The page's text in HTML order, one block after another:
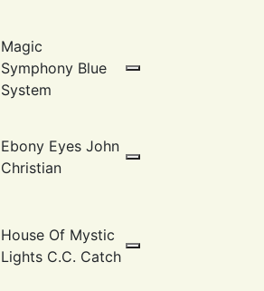
Magic
Symphony Blue
System
Ebony Eyes John
Christian
House Of Mystic
Lights C.C. Catch